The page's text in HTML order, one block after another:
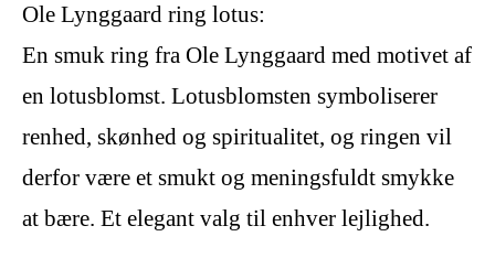
Ole Lynggaard ring lotus:
En smuk ring fra Ole Lynggaard med motivet af
en lotusblomst. Lotusblomsten symboliserer
renhed, skønhed og spiritualitet, og ringen vil
derfor være et smukt og meningsfuldt smykke
at bære. Et elegant valg til enhver lejlighed.